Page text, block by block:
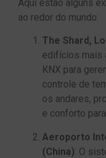
Aqui estão alguns
ao redor do mundo:
The Shard,
edifícios mais
KNX para
controle de
os andares,
e conforto
Aeroporto
(China): O